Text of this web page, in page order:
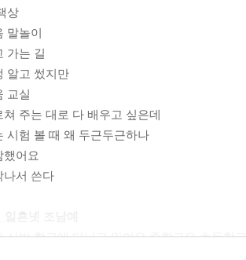
상
말놀이
가는 길
알고 썼지만
교실
쳐 주는 대로 다 배우고 싶은데
시험 볼 때 왜 두근두근하나
했어요
나서 쓴다
시방 학교에 다니고 있어요 중학교요 초등학